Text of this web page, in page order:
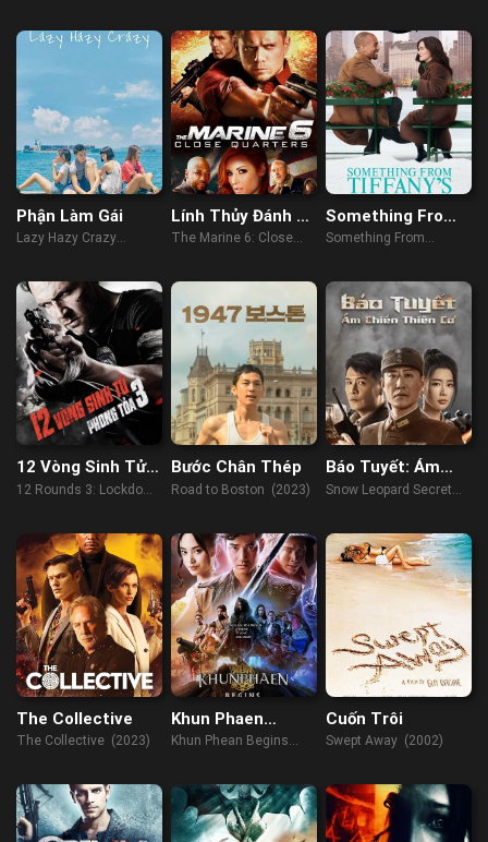
(2023)
Phận Làm Gái
Lazy Hazy Crazy
Lính Thủy Đánh Bộ
6: Chặn Lối
The Marine 6: Close
Something From
Tiffany’s
Something From
12 Vòng Sinh Tử
3: Phong Tỏa
12 Rounds 3: Lockdown
Bước Chân Thép
Road to Boston (2023)
Báo Tuyết: Ám
Chiến Thiên Cơ
Snow Leopard Secret
The Collective
The Collective (2023)
Khun Phaen
Huyền Thoại Bắt
Khun Phean Begins
Cuốn Trôi
Swept Away (2002)